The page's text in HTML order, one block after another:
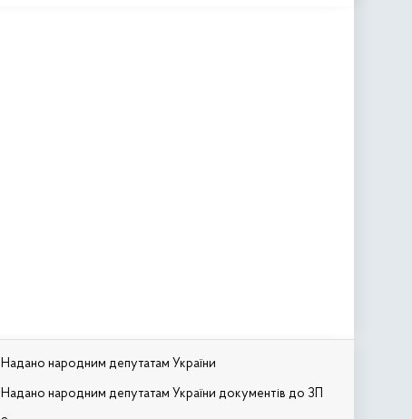
Надано народним депутатам України
Надано народним депутатам України документів до ЗП